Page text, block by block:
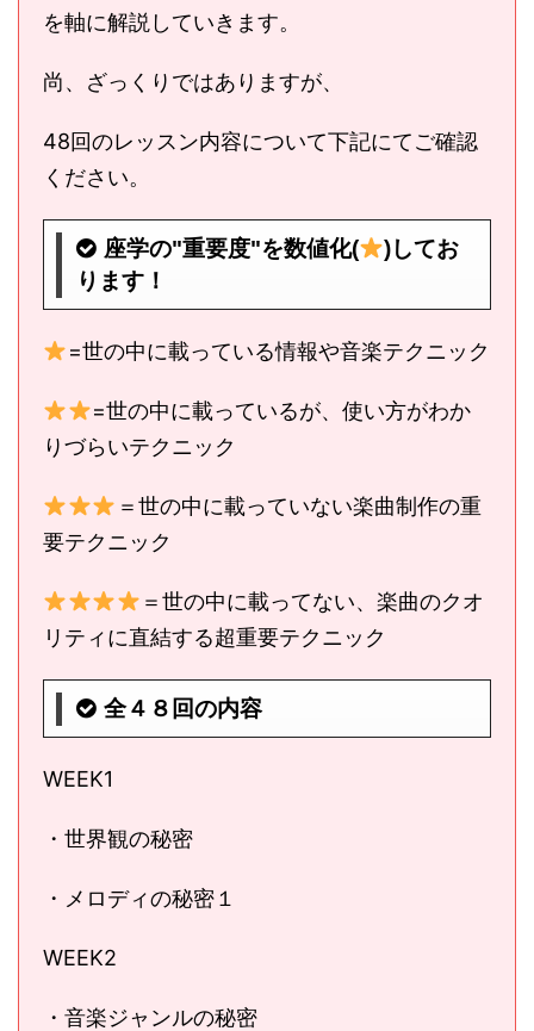
を軸に解説していきます。
尚、ざっくりではありますが、
48回のレッスン内容について下記にてご確認
ください。
座学の"重要度"を数値化(
)してお
ります！
=世の中に載っている情報や音楽テクニック
=世の中に載っているが、使い方がわか
りづらいテクニック
＝世の中に載っていない楽曲制作の重
要テクニック
＝世の中に載ってない、楽曲のクオ
リティに直結する超重要テクニック
全４８回の内容
WEEK1
・世界観の秘密
・メロディの秘密１
WEEK2
・音楽ジャンルの秘密